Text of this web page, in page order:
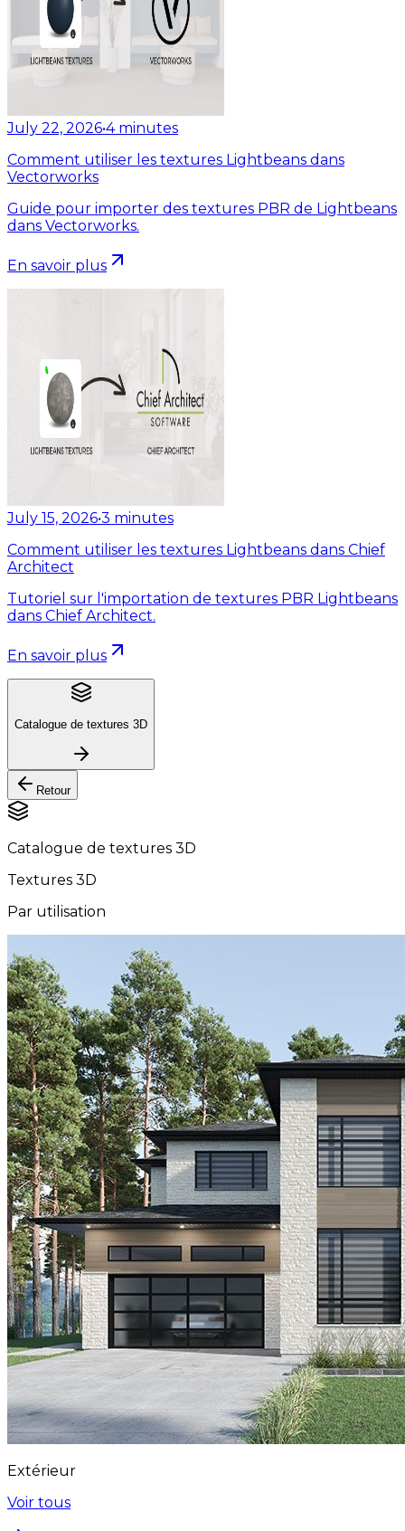
July 22, 2026•4 minutes
Comment utiliser les textures Lightbeans dans
Vectorworks
Guide pour importer des textures PBR de Lightbeans
dans Vectorworks.
En savoir plus
July 15, 2026•3 minutes
Comment utiliser les textures Lightbeans dans Chief
Architect
Tutoriel sur l'importation de textures PBR Lightbeans
dans Chief Architect.
En savoir plus
Catalogue de textures 3D
Retour
Catalogue de textures 3D
Textures 3D
Par utilisation
Extérieur
Voir tous